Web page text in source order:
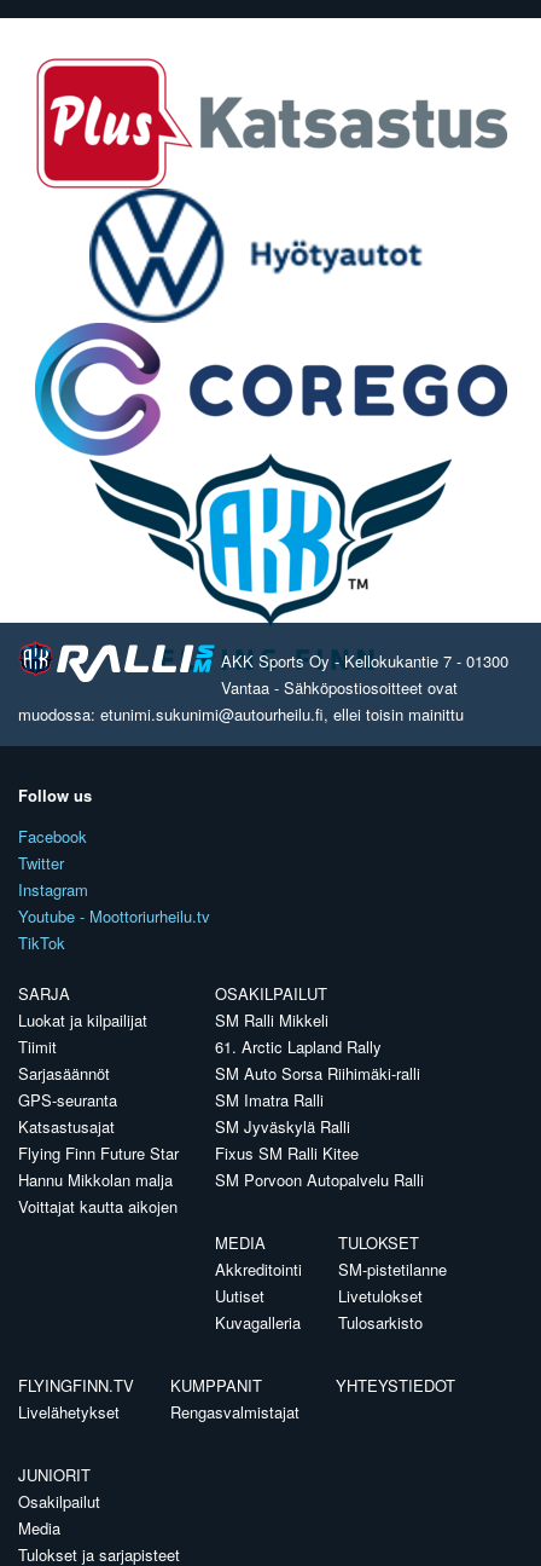
AKK Sports Oy - Kellokukantie 7 - 01300
Vantaa - Sähköpostiosoitteet ovat
muodossa: etunimi.sukunimi@autourheilu.fi, ellei toisin mainittu
Follow us
Facebook
Twitter
Instagram
Youtube - Moottoriurheilu.tv
TikTok
SARJA
Luokat ja kilpailijat
Tiimit
Sarjasäännöt
GPS-seuranta
Katsastusajat
Flying Finn Future Star
Hannu Mikkolan malja
Voittajat kautta aikojen
OSAKILPAILUT
SM Ralli Mikkeli
61. Arctic Lapland Rally
SM Auto Sorsa Riihimäki-ralli
SM Imatra Ralli
SM Jyväskylä Ralli
Fixus SM Ralli Kitee
SM Porvoon Autopalvelu Ralli
MEDIA
Akkreditointi
Uutiset
Kuvagalleria
TULOKSET
SM-pistetilanne
Livetulokset
Tulosarkisto
FLYINGFINN.TV
Livelähetykset
KUMPPANIT
Rengasvalmistajat
YHTEYSTIEDOT
JUNIORIT
Osakilpailut
Media
Tulokset ja sarjapisteet